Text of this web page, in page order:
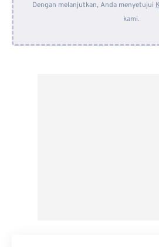
Dari Dropbox
Dengan melanjutkan, Anda menyetujui
kami.